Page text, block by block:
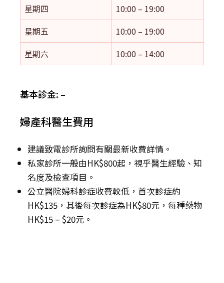
星期四
10:00 – 19:00
星期五
10:00 – 19:00
星期六
10:00 – 14:00
基本診金: –
婦產科醫生費用
建議致電診所詢問有關最新收費詳情。
私家診所一般由HK$800起，視乎醫生經驗、知
名度及檢查項目。
公立醫院婦科診症收費較低，首次診症約
HK$135，其後每次診症為HK$80元，每種藥物
HK$15 – $20元。